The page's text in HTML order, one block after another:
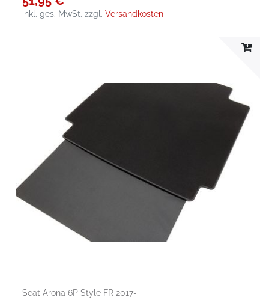
inkl. ges. MwSt. zzgl.Versandkosten
Seat Arona 6P Style FR 2017-